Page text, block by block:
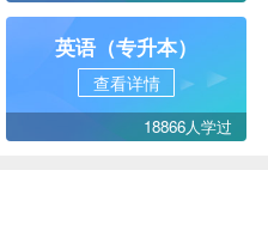
英语（专升本）
查看详情
18866人学过